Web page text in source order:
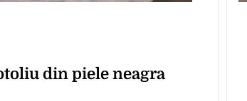
din piele neagra